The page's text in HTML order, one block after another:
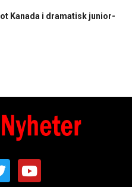
Kanada i dramatisk junior-